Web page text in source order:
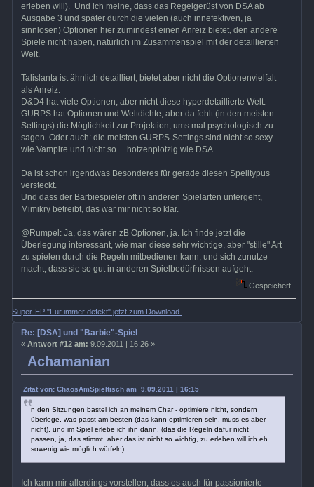
erleben will). Und ich meine, dass das Regelgerüst von DSA ab
Ausgabe 3 und später durch die vielen (auch innefektiven, ja
sinnlosen) Optionen hier zumindest einen Anreiz bietet, den andere
Spiele nicht haben, natürlich im Zusammenspiel mit der detaillierten
Welt.
Talislanta ist ähnlich detailliert, bietet aber nicht die Optionenvielfalt
als Anreiz.
D&D4 hat viele Optionen, aber nicht diese hyperdetaillierte Welt.
GURPS hat Optionen und Weltdichte, aber da fehlt (in den meisten
Settings) die Möglichkeit zur Projektion, ums mal psychologisch zu
sagen. Oder auch: die meisten GURPS-Settings sind nicht so sexy
wie Vampire und nicht so ... hotzenplotzig wie DSA.
Da ist schon irgendwas Besonderes für gerade diesen Speiltypus
versteckt.
Und dass der Barbiespieler oft in anderen Spielarten untergeht,
Mimikry betreibt, das war mir nicht so klar.
@Rumpel: Ja, das wären zB Optionen, ja. Ich finde jetzt die
Überlegung interessant, wie man diese sehr wichtige, aber "stille" Art
zu spielen durch die Regeln mitbedienen kann, und sich zunutze
macht, dass sie so gut in anderen Spielbedürfnissen aufgeht.
Gespeichert
Super-EP "Für immer defekt" jetzt zum Download.
Achamanian
Re: [DSA] und "Barbie"-Spiel
« Antwort #12 am: 9.09.2011 | 16:26 »
Zitat von: ChaosAmSpieltisch am 9.09.2011 | 16:15
n den Sitzungen bastel ich an meinem Char - optimiere nicht, sondern
überlege, was passt am besten (das kann optimieren sein, muss es aber
nicht), und im Spiel erlebe ich ihn dann. (das die Regeln dafür nicht
passen, ja, das stimmt, aber das ist nicht so wichtig, zu erleben will ich eh
sowenig wie möglich würfeln)
Ich kann mir allerdings vorstellen, dass es auch für passionierte